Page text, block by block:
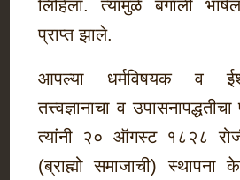
लिहिला. त्यामुळे बंगाली
प्राप्त झाले.
आपल्या धर्मविषयक व
तत्त्वज्ञानाचा व
त्यांनी २० ऑगस्ट १८२८
(ब्राह्मो समाजाची)